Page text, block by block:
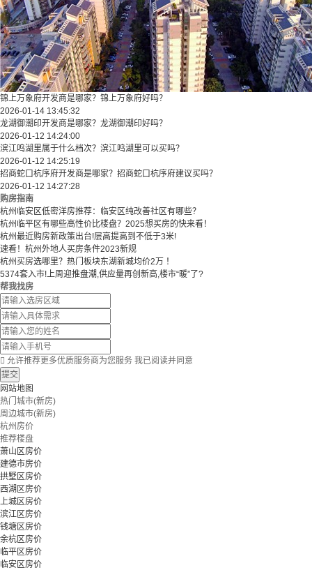
锦上万象府开发商是哪家？锦上万象府好吗？
2026-01-14 13:45:32
龙湖御潮印开发商是哪家？龙湖御潮印好吗？
2026-01-12 14:24:00
滨江鸣湖里属于什么档次？滨江鸣湖里可以买吗？
2026-01-12 14:25:19
招商蛇口杭序府开发商是哪家？招商蛇口杭序府建议买吗？
2026-01-12 14:27:28
购房指南
杭州临安区低密洋房推荐：临安区纯改善社区有哪些？
​​杭州临平区有哪些高性价比楼盘？2025想买房的快来看！​
杭州最近购房新政策出台!层高提高到不低于3米!
速看！杭州外地人买房条件2023新规
杭州买房选哪里？热门板块东湖新城均价2万 ！
5374套入市!上周迎推盘潮,供应量再创新高,楼市“暖”了?
帮我找房
 允许推荐更多优质服务商为您服务 我已阅读并同意
提交
网站地图
热门城市(新房)
周边城市(新房)
杭州房价
推荐楼盘
萧山区房价
建德市房价
拱墅区房价
西湖区房价
上城区房价
滨江区房价
钱塘区房价
余杭区房价
临平区房价
临安区房价